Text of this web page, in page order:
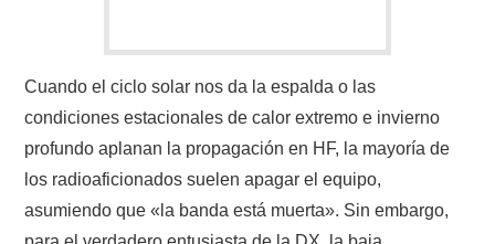
Cuando el ciclo solar nos da la espalda o las
condiciones estacionales de calor extremo e invierno
profundo aplanan la propagación en HF, la mayoría de
los radioaficionados suelen apagar el equipo,
asumiendo que «la banda está muerta». Sin embargo,